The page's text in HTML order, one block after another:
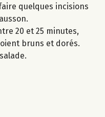
quelques incisions
20 et 25 minutes,
bruns et dorés.